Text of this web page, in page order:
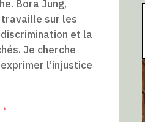
Bora Jung,
sur les
et la
Je cherche
l’injustice